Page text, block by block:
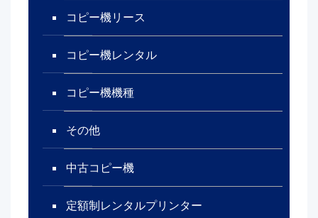
コピー機リース
コピー機レンタル
コピー機機種
その他
中古コピー機
定額制レンタルプリンター